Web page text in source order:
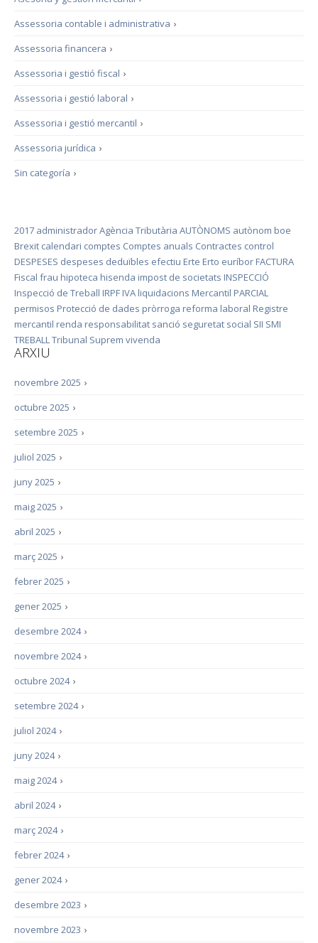
›
Assessoria contable i administrativa
›
Assessoria financera
›
Assessoria i gestió fiscal
›
Assessoria i gestió laboral
›
Assessoria i gestió mercantil
›
Assessoria jurídica
›
Sin categoría
2017 administradorAgència Tributària AUTÒNOMS autònom boe
Brexit calendari comptes Comptes anuals Contractes control
DESPESES despeses deduïbles efectiu Erte Erto euríbor FACTURA
Fiscal frau hipoteca hisenda impost de societats INSPECCIÓ
Inspecció de Treball IRPF IVA liquidacions Mercantil PARCIAL
permisos Protecció de dades pròrroga reforma laboral Registre
mercantil renda responsabilitat sanció seguretat social SII SMI
TREBALLTribunal Suprem vivenda
ARXIU
›
novembre 2025
›
octubre 2025
›
setembre 2025
›
juliol 2025
›
juny 2025
›
maig 2025
›
abril 2025
›
març 2025
›
febrer 2025
›
gener 2025
›
desembre 2024
›
novembre 2024
›
octubre 2024
›
setembre 2024
›
juliol 2024
›
juny 2024
›
maig 2024
›
abril 2024
›
març 2024
›
febrer 2024
›
gener 2024
›
desembre 2023
›
novembre 2023